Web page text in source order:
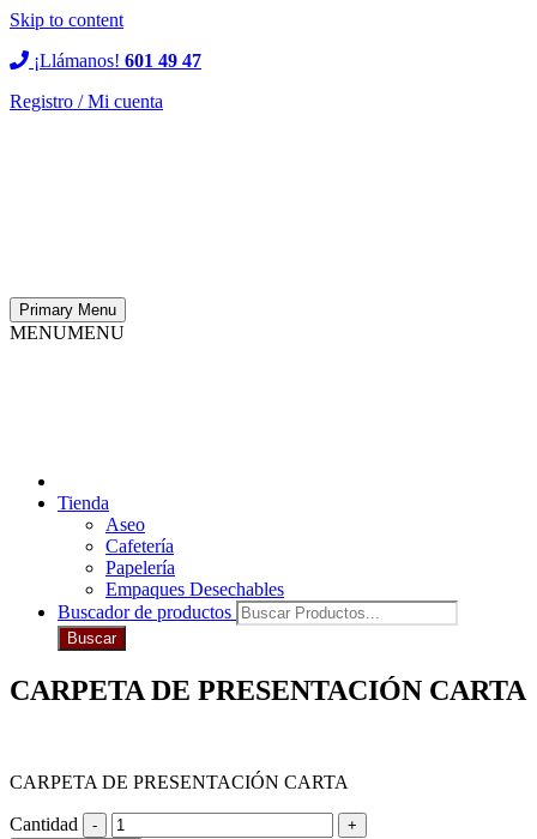
Skip to content
¡Llámanos! 601 49 47
Registro / Mi cuenta
Primary Menu
MENUMENU
Tienda
Aseo
Cafetería
Papelería
Empaques Desechables
Buscador de productos
Buscar
CARPETA DE PRESENTACIÓN CARTA
CARPETA DE PRESENTACIÓN CARTA
Cantidad